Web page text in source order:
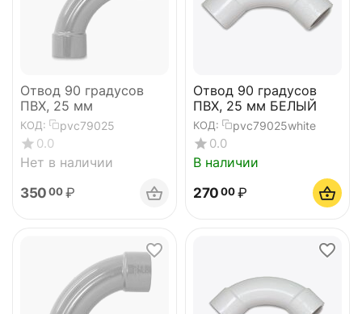
Отвод 90 градусов
ПВХ, 25 мм
КОД: pvc79025
0.0
Нет в наличии
350 00 ₽
Отвод 90 градусов
ПВХ, 25 мм БЕЛЫЙ
КОД: pvc79025white
0.0
В наличии
270 00 ₽